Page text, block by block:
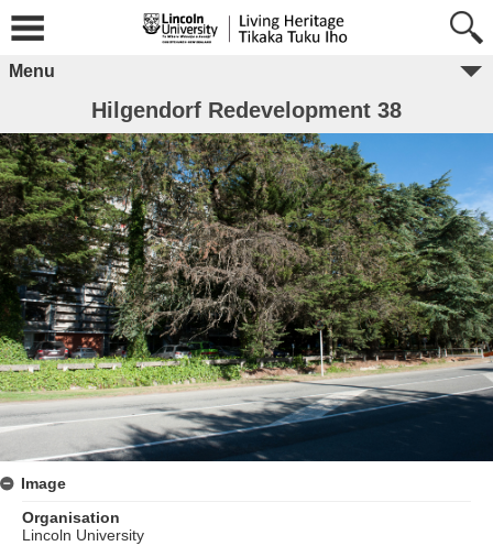
Menu
Hilgendorf Redevelopment 38
Image
Organisation
Lincoln University